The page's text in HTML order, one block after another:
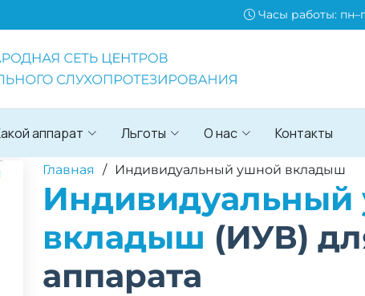
Часы работы:
аппарат Льготы О нас Контакты
Главная Индивидуальный ушной вкладыш
вкладыш (ИУВ)
аппарата